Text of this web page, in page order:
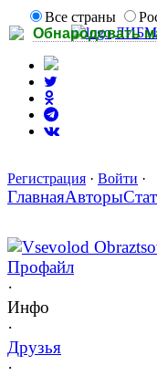
Обнародовать
Все страны
Регистрация · Войти ·
ГлавнаяАвторы
Vsevolod
Профайл
·
Инфо
·
Друзья
·